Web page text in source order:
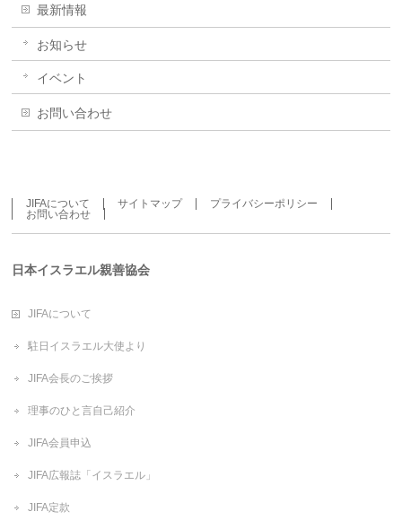
最新情報
お知らせ
イベント
お問い合わせ
JIFAについて サイトマップ
プライバシーポリシー
お問い合わせ
日本イスラエル親善協会
JIFAについて
駐日イスラエル大使より
JIFA会長のご挨拶
理事のひと言自己紹介
JIFA会員申込
JIFA広報誌「イスラエル」
JIFA定款